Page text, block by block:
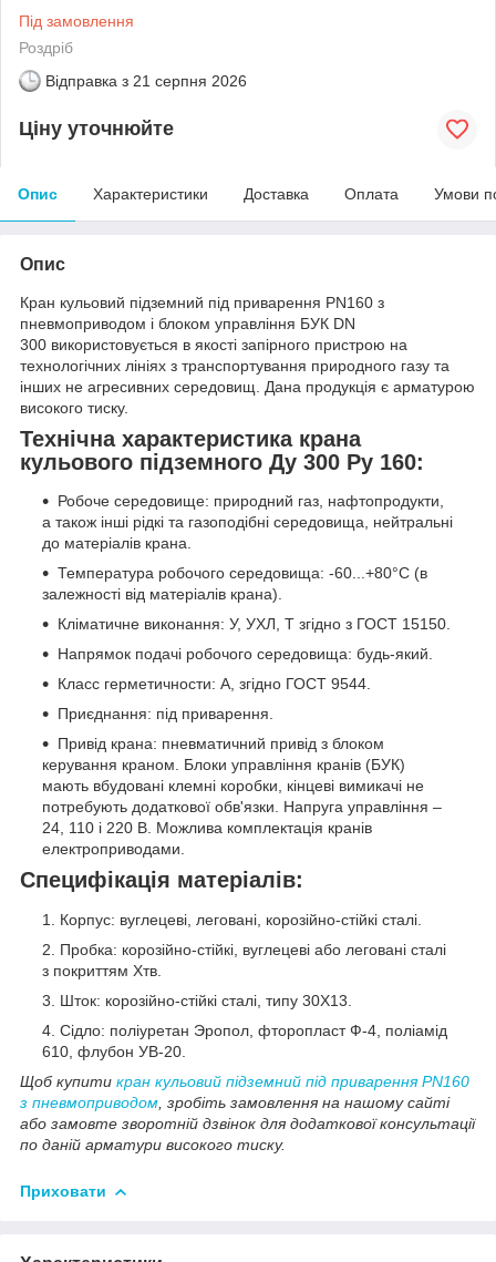
Під замовлення
Роздріб
Відправка з 21 серпня 2026
Ціну уточнюйте
Опис Характеристики Доставка Оплата Умови
Опис
Кран кульовий підземний під приварення PN160 з
пневмоприводом і блоком управління БУК DN
300 використовується в якості запірного пристрою на
технологічних лініях з транспортування природного газу та
інших не агресивних середовищ. Дана продукція є арматурою
високого тиску.
Технічна характеристика крана
кульового підземного Ду 300 Ру 160:
Робоче середовище: природний газ, нафтопродукти,
а також інші рідкі та газоподібні середовища, нейтральні
до матеріалів крана.
Температура робочого середовища: -60...+80°С (в
залежності від матеріалів крана).
Кліматичне виконання: У, УХЛ, Т згідно з ГОСТ 15150.
Напрямок подачі робочого середовища: будь-який.
Класс герметичности: А, згідно ГОСТ 9544.
Приєднання: під приварення.
Привід крана: пневматичний привід з блоком
керування краном. Блоки управління кранів (БУК)
мають вбудовані клемні коробки, кінцеві вимикачі не
потребують додаткової обв'язки. Напруга управління –
24, 110 і 220 В. Можлива комплектація кранів
електроприводами.
Специфікація матеріалів:
Корпус: вуглецеві, леговані, корозійно-стійкі сталі.
Пробка: корозійно-стійкі, вуглецеві або леговані сталі
з покриттям Хтв.
Шток: корозійно-стійкі сталі, типу 30Х13.
Сідло: поліуретан Эропол, фторопласт Ф-4, поліамід
610, флубон УВ-20.
Щоб купити кран кульовий підземний під приварення PN160
з пневмоприводом , зробіть замовлення на нашому сайті
або замовте зворотній дзвінок для додаткової консультації
по даній арматури високого тиску.
Приховати